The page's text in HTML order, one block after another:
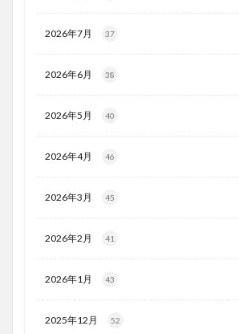
2026年7月 37
2026年6月 38
2026年5月 40
2026年4月 46
2026年3月 45
2026年2月 41
2026年1月 43
2025年12月 52